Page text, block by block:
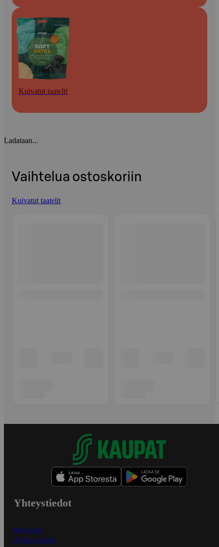
Kuivatut taatelit
Ladataan...
Vaihtelua ostoskoriin
Kuivatut taatelit
Yhteystiedot
Myymälät
Asiakaspalvelu